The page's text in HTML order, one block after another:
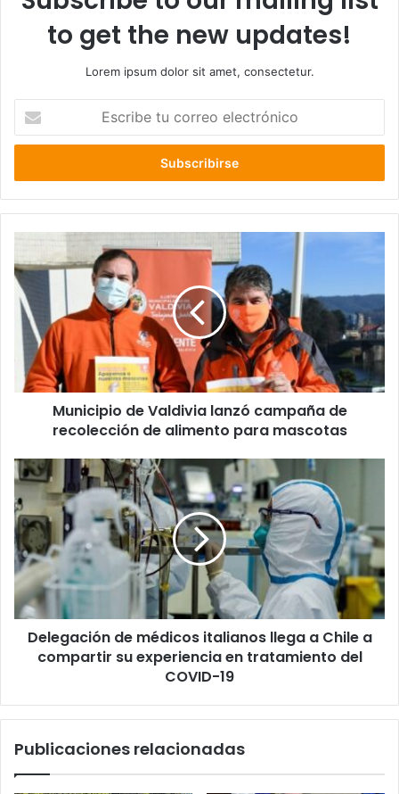
to get the new updates!
Lorem ipsum dolor sit amet, consectetur.
correo
de
Valdivia
lanzó
campaña
de
recolección
de
alimento
mascotas
Municipio de Valdivia lanzó campaña de
recolección de alimento para mascotas
Delegación
de
médicos
italianos
llega
a
Chile
a
compartir
experiencia
del
19
Delegación de médicos italianos llega a Chile a
compartir su experiencia en tratamiento del
COVID-19
Publicaciones relacionadas